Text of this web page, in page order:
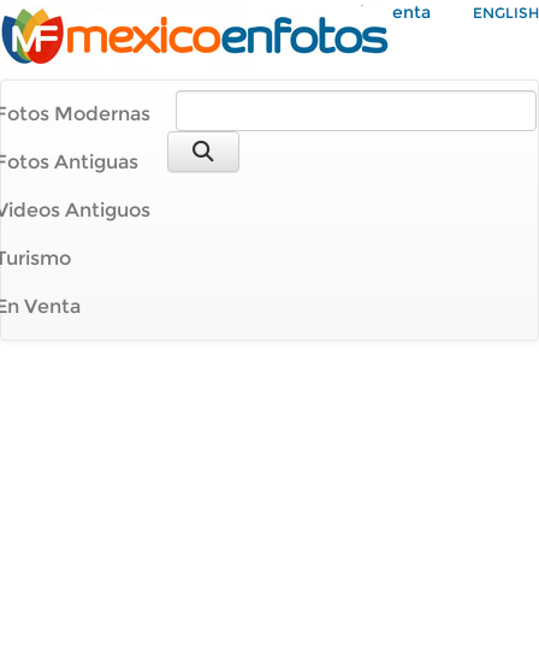
Mi Cuenta ENGLISH
Modernas
Antiguas
Antiguos
Venta